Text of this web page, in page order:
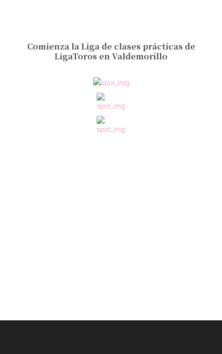
Comienza la Liga de clases prácticas de
LigaToros en Valdemorillo